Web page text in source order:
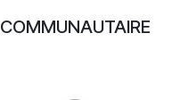
COMMUNAUTAIRE